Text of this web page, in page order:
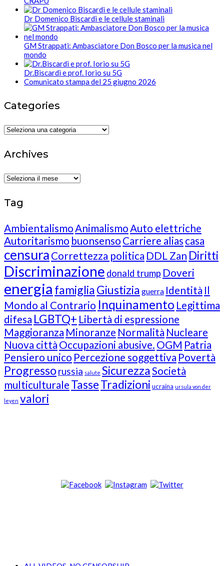
Dr Domenico Biscardi e le cellule staminali
GM Strappati: Ambasciatore Don Bosco per la musica nel
mondo
Dr.Biscardi e prof. Iorio su 5G
Comunicato stampa del 25 giugno 2026
Categories
Categories
Archives
Archives
Tag
AmbientalismoAnimalismoAuto elettriche
Autoritarismo buonsenso Carriere alias casa
censura Correttezza politica DDL Zan Diritti
Discriminazione donald trump Doveri
energia famigliaGiustizia guerra Identità Il
Mondo al Contrario Inquinamento Legittima
difesa LGBTQ+ Libertà di espressione
Maggioranza Minoranze Normalità Nucleare
Nuova città Occupazioni abusive. OGM Patria
Pensiero unico Percezione soggettiva Povertà
Progresso russia salute SicurezzaSocietà
multiculturale TasseTradizioni ucraina ursula von der
leyen valori